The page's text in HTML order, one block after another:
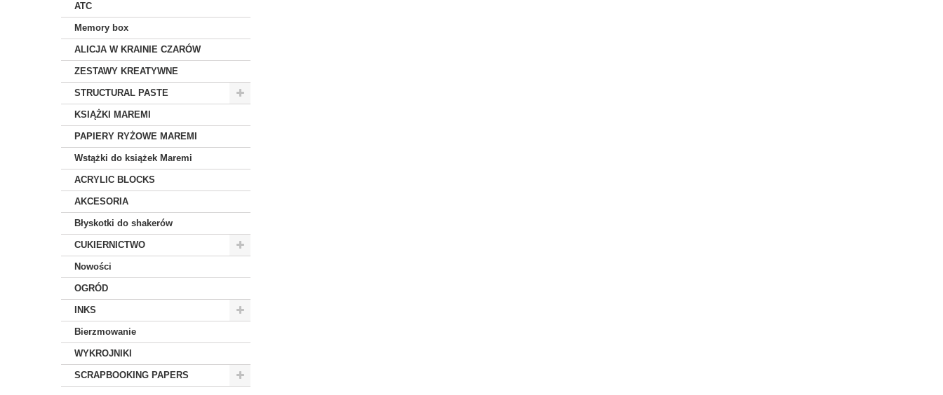
ATC
Memory box
ALICJA W KRAINIE CZARÓW
ZESTAWY KREATYWNE
STRUCTURAL PASTE
KSIĄŻKI MAREMI
PAPIERY RYŻOWE MAREMI
Wstążki do książek Maremi
ACRYLIC BLOCKS
AKCESORIA
Błyskotki do shakerów
CUKIERNICTWO
Nowości
OGRÓD
INKS
Bierzmowanie
WYKROJNIKI
SCRAPBOOKING PAPERS